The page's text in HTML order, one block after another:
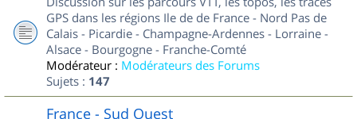
GPS dans les régions Ile de de France - Nord Pas de
Calais - Picardie - Champagne-Ardennes - Lorraine -
Alsace - Bourgogne - Franche-Comté
Modérateur : Modérateurs des Forums
Sujets : 147
France - Sud Ouest